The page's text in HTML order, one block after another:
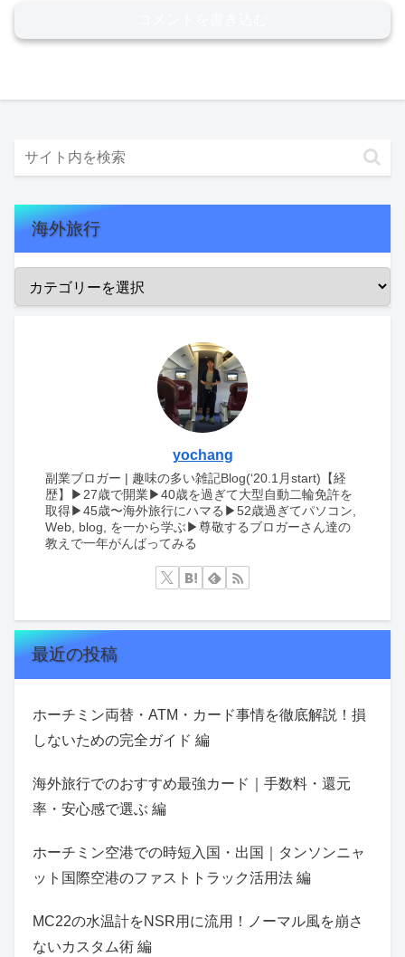
海外旅行
yochang
副業ブロガー | 趣味の多い雑記Blog(‘20.1月start)【経
歴】▶︎27歳で開業▶︎40歳を過ぎて大型自動二輪免許を
取得▶︎45歳〜海外旅行にハマる▶︎52歳過ぎてパソコン,
Web, blog, を一から学ぶ▶︎尊敬するブロガーさん達の
教えで一年がんばってみる
最近の投稿
ホーチミン両替・ATM・カード事情を徹底解説！損
しないための完全ガイド 編
海外旅行でのおすすめ最強カード｜手数料・還元
率・安心感で選ぶ 編
ホーチミン空港での時短入国・出国｜タンソンニャ
ット国際空港のファストトラック活用法 編
MC22の水温計をNSR用に流用！ノーマル風を崩さ
ないカスタム術 編